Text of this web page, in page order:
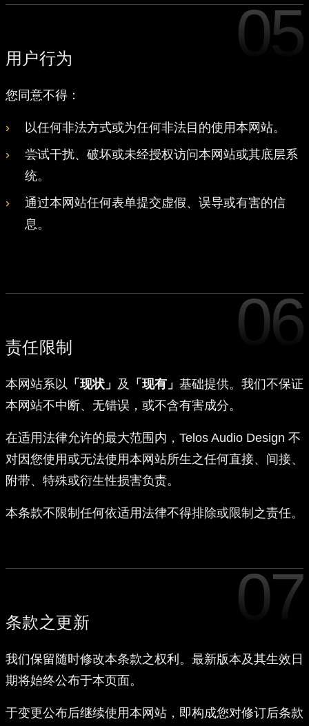
05
用户行为
您同意不得：
以任何非法方式或为任何非法目的使用本网站。
尝试干扰、破坏或未经授权访问本网站或其底层系
统。
通过本网站任何表单提交虚假、误导或有害的信
息。
06
责任限制
本网站系以 「现状」 及 「现有」 基础提供。我们不保证
本网站不中断、无错误，或不含有害成分。
在适用法律允许的最大范围内，Telos Audio Design 不
对因您使用或无法使用本网站所生之任何直接、间接、
附带、特殊或衍生性损害负责。
本条款不限制任何依适用法律不得排除或限制之责任。
07
条款之更新
我们保留随时修改本条款之权利。最新版本及其生效日
期将始终公布于本页面。
于变更公布后继续使用本网站，即构成您对修订后条款